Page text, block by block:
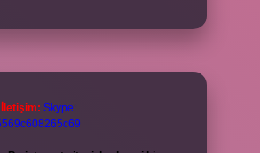
Skype: